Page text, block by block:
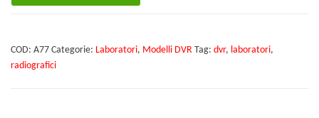
COD: A77 Categorie: Laboratori, Modelli DVR Tag: dvr, laboratori,
radiografici